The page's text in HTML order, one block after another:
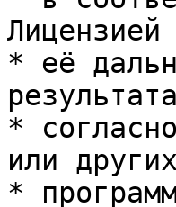
Лицензией
* её
*
или
*